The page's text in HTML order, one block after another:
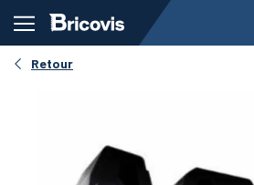
Retour